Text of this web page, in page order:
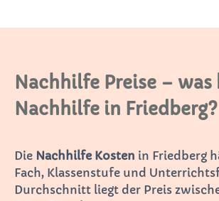
Nachhilfe Preise – was
Nachhilfe in Friedberg?
Die Nachhilfe Kosten in Friedberg
Fach, Klassenstufe und
Durchschnitt liegt der Preis